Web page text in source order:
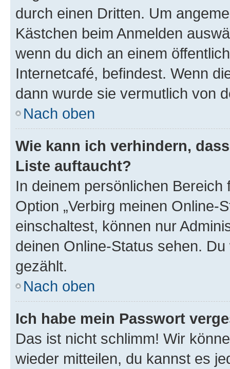
durch einen Dritten. Um
Kästchen beim Anmelden
wenn du dich an einem
Internetcafé, befindest. Wenn
dann wurde sie vermutlich von
Nach oben
Wie kann ich verhindern,
Liste auftaucht?
In deinem persönlichen
Option „Verbirg meinen Online-
einschaltest, können nur
deinen Online-Status sehen.
gezählt.
Nach oben
Ich habe mein Passwort
Das ist nicht schlimm! Wir
wieder mitteilen, du kannst es